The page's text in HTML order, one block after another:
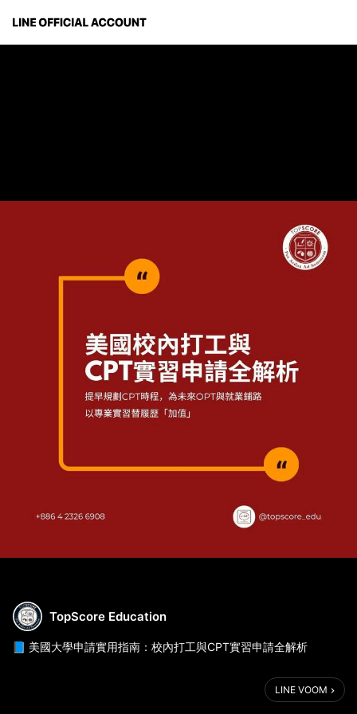
TopScore Education
📘 美國大學申請實用指南：校內打工與CPT實習申請全解析
對許多國際學生來說，能在美國校園內打工或實習，不只是增加生
活費，更是提升履歷競爭力的重要一環。但你知道「校內打工」和
LINE VOOM